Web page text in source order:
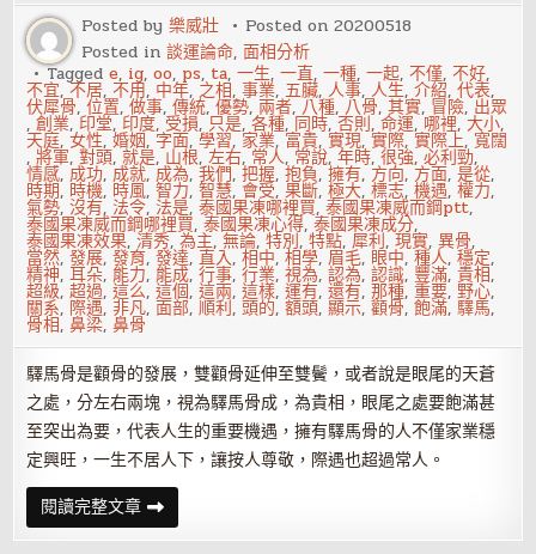
Posted by樂威壯 Posted on20200518
Posted in談運論命,面相分析
Taggede, ig,oo, ps, ta,一生,一直,一種,一起,不僅,不好,
不宜,不居,不用, 中年, 之相,事業,五臟,人事,人生,介紹,代表,
伏犀骨,位置,做事,傳統,優勢, 兩者, 八種, 八骨,其實, 冒險, 出眾
,創業, 印堂, 印度, 受損, 只是,各種, 同時,否則,命運, 哪裡,大小,
天庭,女性,婚姻, 字面,學習, 家業, 富貴,實現,實際,實際上, 寬闊
,將軍,對頭,就是, 山根,左右, 常人, 常說,年時,很強,必利勁,
情感, 成功, 成就, 成為,我們,把握,抱負,擁有, 方向, 方面,是從,
時期, 時機, 時風,智力,智慧, 會受,果斷,極大,標志,機遇,權力,
氣勢,沒有, 法令, 法是,泰國果凍哪裡買,泰國果凍威而鋼ptt,
泰國果凍威而鋼哪裡買,泰國果凍心得,泰國果凍成分,
泰國果凍效果,清秀,為主,無論,特別,特點,犀利,現實,異骨,
當然,發展,發育,發達,直入,相中,相學,眉毛, 眼中,種人,穩定,
精神,耳朵, 能力, 能成,行事,行業,視為,認為,認識, 豐滿,貴相,
超級,超過,這么,這個,這兩,這樣,運有,還有,那種,重要,野心,
關系, 際遇,非凡,面部,順利,頭的,額頭,顯示,顴骨,飽滿,驛馬,
骨相,鼻梁,鼻骨
驛馬骨是顴骨的發展，雙顴骨延伸至雙鬢，或者說是眼尾的天蒼
之處，分左右兩塊，視為驛馬骨成，為貴相，眼尾之處要飽滿甚
至突出為要，代表人生的重要機遇，擁有驛馬骨的人不僅家業穩
定興旺，一生不居人下，讓按人尊敬，際遇也超過常人。
閱讀完整文章面
部
八